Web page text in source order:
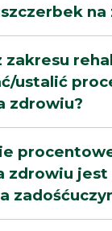
na
zakresu
ustalić
zdrowiu?
zdrowiu